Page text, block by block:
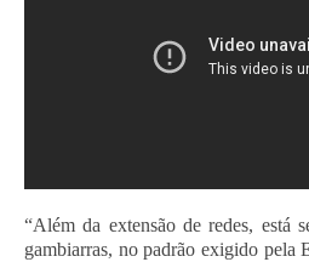
“Além da extensão de redes, está
gambiarras, no padrão exigido pela